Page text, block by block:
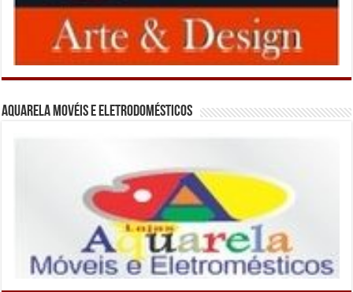
Aquarela Movéis e Eletrodomésticos